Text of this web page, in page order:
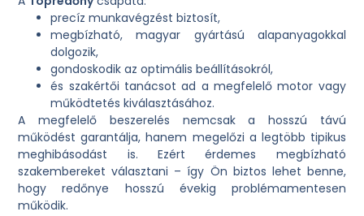
precíz munkavégzést biztosít,
megbízható, magyar gyártású alapanyagokkal
dolgozik,
gondoskodik az optimális beállításokról,
és szakértői tanácsot ad a megfelelő motor vagy
működtetés kiválasztásához.
A megfelelő beszerelés nemcsak a hosszú távú
működést garantálja, hanem megelőzi a legtöbb tipikus
meghibásodást is. Ezért érdemes megbízható
szakembereket választani – így Ön biztos lehet benne,
hogy redőnye hosszú évekig problémamentesen
működik.